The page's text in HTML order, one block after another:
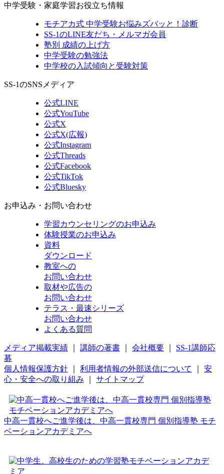
中学受験・家庭学習お役立ち情報
モチアカ式 中学受験お悩みズバッと！診断
SS-1のLINE友だち・メルマガ会員
塾別 成績の上げ方
中学受験の勉強法
中学校の入試傾向と受験対策
SS-1のSNSメディア
公式LINE
公式YouTube
公式X
公式X(広報)
公式Instagram
公式Threads
公式Facebook
公式TikTok
公式Bluesky
お申込み・お問い合わせ
学習カウンセリングのお申込み
体験授業のお申込み
資料
ダウンロード
教室への
お問い合わせ
取材や広告の
お問い合わせ
テラス・最速シリーズ
お問い合わせ
よくある質問
メディア掲載実績 講師の著書 会社概要
SS-1講師応
募
個人情報保護方針
利用者情報の外部送信について
安
心・安全への取り組み
サイトマップ
中高一貫校へご進学後は、中高一貫校専門 個別指導塾 モチ
ベーションアカデミアへ